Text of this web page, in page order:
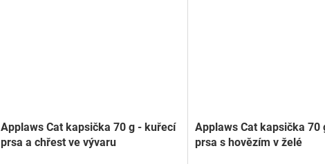
Applaws Cat kapsička 70 g - kuřecí
prsa a chřest ve vývaru
Applaws Cat kapsička 70
prsa s hovězím v želé